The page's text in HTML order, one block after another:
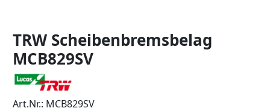
TRW Scheibenbremsbelag
MCB829SV
Art.Nr.: MCB829SV